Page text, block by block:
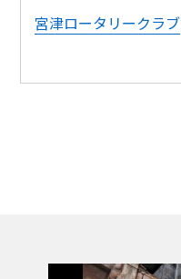
宮津ロータリークラブ